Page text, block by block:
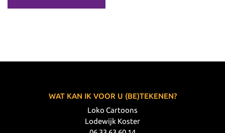
WAT KAN IK VOOR U (BE)TEKENEN?
Loko Cartoons
Lodewijk Koster